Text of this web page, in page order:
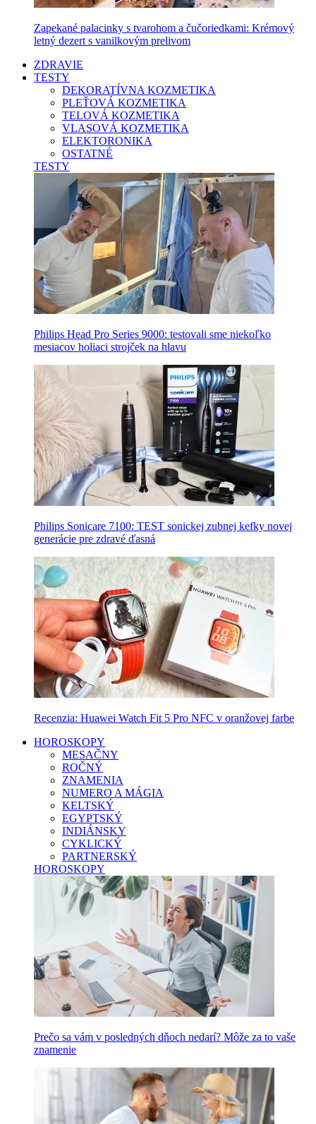
Zapekané palacinky s tvarohom a čučoriedkami: Krémový
letný dezert s vanilkovým prelivom
ZDRAVIE
TESTY
DEKORATÍVNA KOZMETIKA
PLEŤOVÁ KOZMETIKA
TELOVÁ KOZMETIKA
VLASOVÁ KOZMETIKA
ELEKTORONIKA
OSTATNÉ
TESTY
Philips Head Pro Series 9000: testovali sme niekoľko
mesiacov holiaci strojček na hlavu
Philips Sonicare 7100: TEST sonickej zubnej kefky novej
generácie pre zdravé ďasná
Recenzia: Huawei Watch Fit 5 Pro NFC v oranžovej farbe
HOROSKOPY
MESAČNY
ROČNÝ
ZNAMENIA
NUMERO A MÁGIA
KELTSKÝ
EGYPTSKÝ
INDIÁNSKY
CYKLICKÝ
PARTNERSKÝ
HOROSKOPY
Prečo sa vám v posledných dňoch nedarí? Môže za to vaše
znamenie